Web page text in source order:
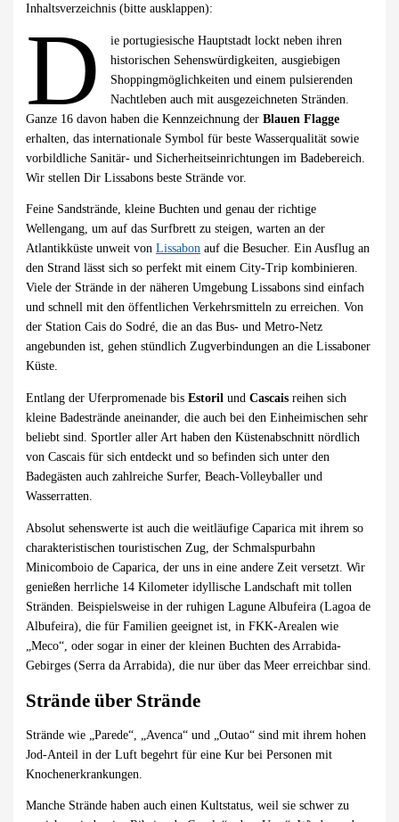
Inhaltsverzeichnis (bitte ausklappen):
D
ie portugiesische Hauptstadt lockt neben ihren
historischen Sehenswürdigkeiten, ausgiebigen
Shoppingmöglichkeiten und einem pulsierenden
Nachtleben auch mit ausgezeichneten Stränden.
Ganze 16 davon haben die Kennzeichnung derBlauen Flagge
erhalten, das internationale Symbol für beste Wasserqualität sowie
vorbildliche Sanitär- und Sicherheitseinrichtungen im Badebereich.
Wir stellen Dir Lissabons beste Strände vor.
Feine Sandstrände, kleine Buchten und genau der richtige
Wellengang, um auf das Surfbrett zu steigen, warten an der
Atlantikküste unweit vonLissabon auf die Besucher. Ein Ausflug an
den Strand lässt sich so perfekt mit einem City-Trip kombinieren.
Viele der Strände in der näheren Umgebung Lissabons sind einfach
und schnell mit den öffentlichen Verkehrsmitteln zu erreichen. Von
der Station Cais do Sodré, die an das Bus- und Metro-Netz
angebunden ist, gehen stündlich Zugverbindungen an die Lissaboner
Küste.
Entlang der Uferpromenade bisEstoril undCascais reihen sich
kleine Badestrände aneinander, die auch bei den Einheimischen sehr
beliebt sind. Sportler aller Art haben den Küstenabschnitt nördlich
von Cascais für sich entdeckt und so befinden sich unter den
Badegästen auch zahlreiche Surfer, Beach-Volleyballer und
Wasserratten.
Absolut sehenswerte ist auch die weitläufige Caparica mit ihrem so
charakteristischen touristischen Zug, der Schmalspurbahn
Minicomboio de Caparica, der uns in eine andere Zeit versetzt. Wir
genießen herrliche 14 Kilometer idyllische Landschaft mit tollen
Stränden. Beispielsweise in der ruhigen Lagune Albufeira (Lagoa de
Albufeira), die für Familien geeignet ist, in FKK-Arealen wie
„Meco“, oder sogar in einer der kleinen Buchten des Arrabida-
Gebirges (Serra da Arrabida), die nur über das Meer erreichbar sind.
Strände über Strände
Strände wie „Parede“, „Avenca“ und „Outao“ sind mit ihrem hohen
Jod-Anteil in der Luft begehrt für eine Kur bei Personen mit
Knochenerkrankungen.
Manche Strände haben auch einen Kultstatus, weil sie schwer zu